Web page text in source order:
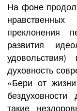
На фоне
преклонения
развития
духовность
«Бери от
такие